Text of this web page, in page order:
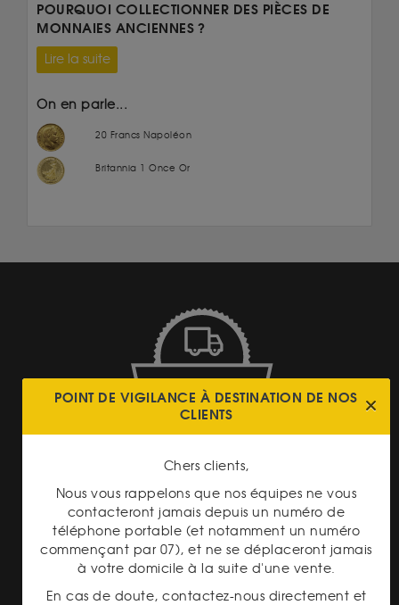
POURQUOI COLLECTIONNER DES PIÈCES DE
MONNAIES ANCIENNES ?
Lire la suite
On en parle...
20 Francs Napoléon
Britannia 1 Once Or
PAIEMENT SECURISÉ
POINT DE VIGILANCE À DESTINATION DE NOS
CLIENTS
Chers clients,
Nous vous rappelons que nos équipes ne vous
contacteront jamais depuis un numéro de
téléphone portable (et notamment un numéro
commençant par 07), et ne se déplaceront jamais
à votre domicile à la suite d'une vente.
En cas de doute, contactez-nous directement et